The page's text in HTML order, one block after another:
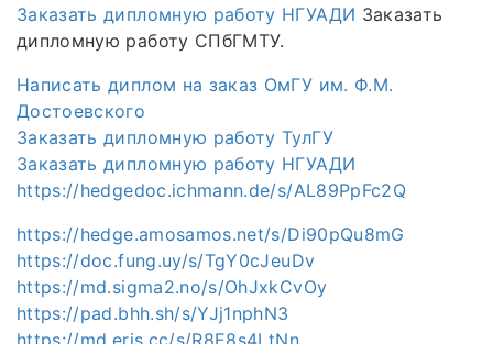
Заказать дипломную работу НГУАДИ Заказать
дипломную работу СПбГМТУ.
Написать диплом на заказ ОмГУ им. Ф.М.
Достоевского
Заказать дипломную работу ТулГУ
Заказать дипломную работу НГУАДИ
https://hedgedoc.ichmann.de/s/AL89PpFc2Q
https://hedge.amosamos.net/s/Di90pQu8mG
https://doc.fung.uy/s/TgY0cJeuDv
https://md.sigma2.no/s/OhJxkCvOy
https://pad.bhh.sh/s/YJj1nphN3
https://md.eris.cc/s/R8E8s4LtNn